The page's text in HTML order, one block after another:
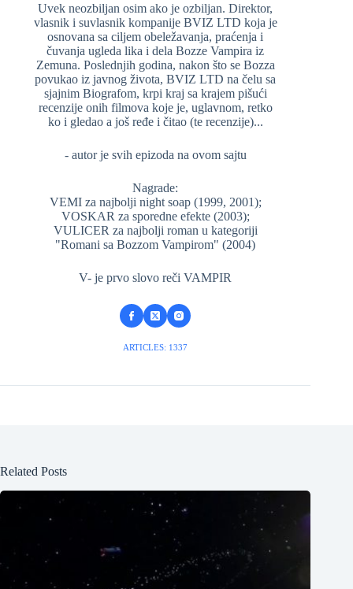
Uvek neozbiljan osim ako je ozbiljan. Direktor,
vlasnik i suvlasnik kompanije BVIZ LTD koja je
osnovana sa ciljem obeležavanja, praćenja i
čuvanja ugleda lika i dela Bozze Vampira iz
Zemuna. Poslednjih godina, nakon što se Bozza
povukao iz javnog života, BVIZ LTD na čelu sa
sjajnim Biografom, krpi kraj sa krajem pišući
recenzije onih filmova koje je, uglavnom, retko
ko i gledao a još ređe i čitao (te recenzije)...
- autor je svih epizoda na ovom sajtu
Nagrade:
VEMI za najbolji night soap (1999, 2001);
VOSKAR za sporedne efekte (2003);
VULICER za najbolji roman u kategoriji
"Romani sa Bozzom Vampirom" (2004)
V- je prvo slovo reči VAMPIR
ARTICLES: 1337
Related Posts